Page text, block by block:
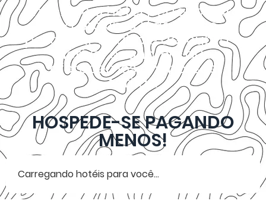
Encontre o hotel perfeito para
sua próxima Viagem ao
pesquisar abaixo e descubra a
incrível economia que
oferecemos em nossas
tarifas.
HOSPEDE-SE PAGANDO
MENOS!
Carregando hotéis para você...